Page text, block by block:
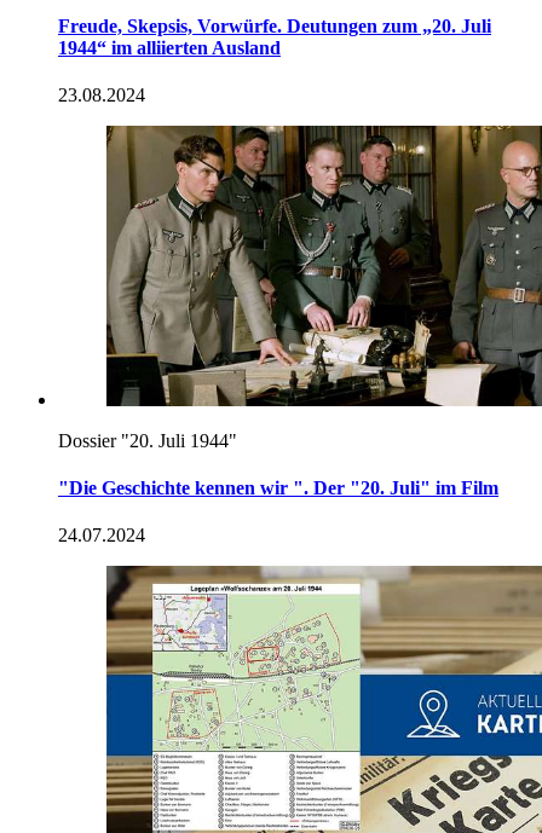
Nationalsozialismus.
Winfried Heinemann
Mehr zum Thema
Dossier "20. Juli 1944"
Freude, Skepsis, Vorwürfe. Deutungen zum „20. Juli
1944“ im alliierten Ausland
23.08.2024